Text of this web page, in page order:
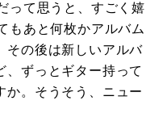
って思うと、すごく嬉
もあと何枚かアルバム
その後は新しいアルバ
、ずっとギター持って
か。そうそう、ニュー